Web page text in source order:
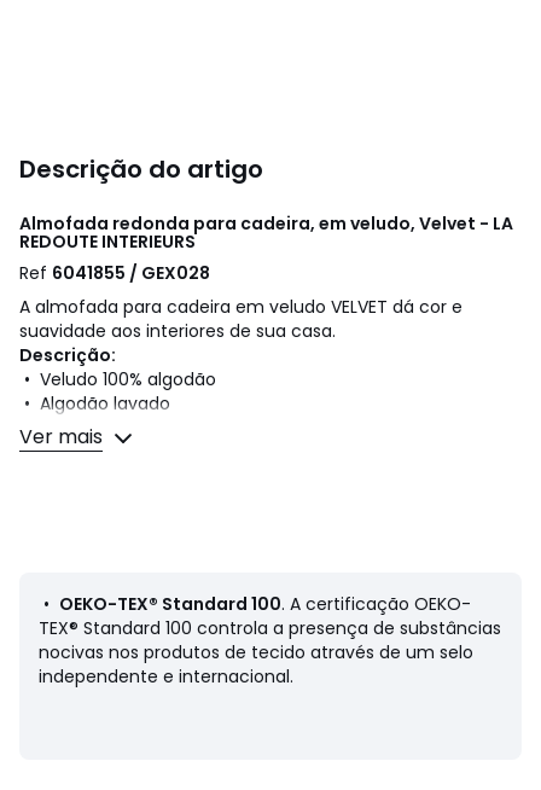
Descrição do artigo
Almofada redonda para cadeira, em veludo, Velvet - LA
REDOUTE INTERIEURS
Ref 6041855 / GEX028
A almofada para cadeira em veludo VELVET dá cor e
suavidade aos interiores de sua casa.
Descrição:
• Veludo 100% algodão
• Algodão lavado
• Enchimento 100% poliéster
• Diâmetro 38 cm, espessura 2 cm
Ver mais
• OEKO-TEX® Standard 100. A certificação OEKO-
TEX® Standard 100 controla a presença de substâncias
nocivas nos produtos de tecido através de um selo
independente e internacional.